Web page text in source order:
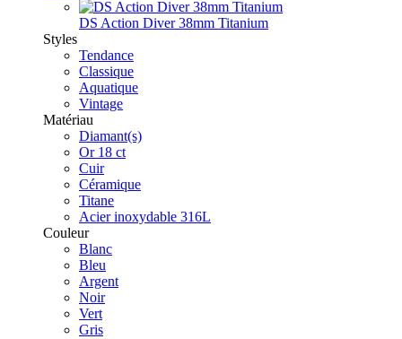
DS Action Diver 38mm Titanium
Styles
Tendance
Classique
Aquatique
Vintage
Matériau
Diamant(s)
Or 18 ct
Cuir
Céramique
Titane
Acier inoxydable 316L
Couleur
Blanc
Bleu
Argent
Noir
Vert
Gris